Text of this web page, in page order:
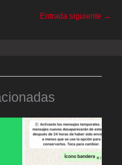
Entrada siguiente →